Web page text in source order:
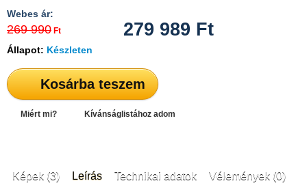
Webes ár:
269 990 Ft 279 989 Ft
Állapot: Készleten
Kosárba teszem
Miért mi? Kívánságlistához adom
Képek (3) Leírás Technikai adatok Vélemények (0)